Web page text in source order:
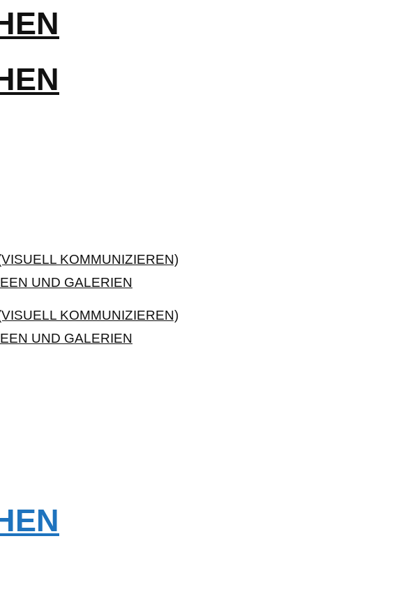
KOMMUNIZIEREN)
UND GALERIEN
KOMMUNIZIEREN)
UND GALERIEN